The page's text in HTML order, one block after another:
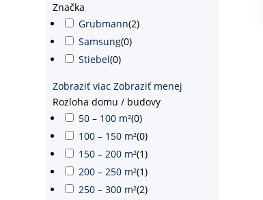
Značka
Grubmann(2)
Samsung(0)
Stiebel(0)
Zobraziť viac Zobraziť menej
Rozloha domu / budovy
50 – 100 m²(0)
100 – 150 m²(0)
150 – 200 m²(1)
200 – 250 m²(1)
250 – 300 m²(2)